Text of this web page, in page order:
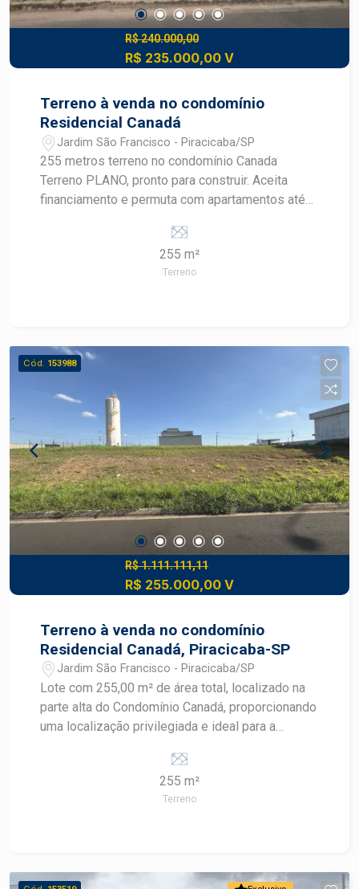
R$ 240.000,00
R$ 235.000,00 V
Terreno à venda no condomínio
Residencial Canadá
Jardim São Francisco - Piracicaba/SP
255 metros terreno no condomínio Canada
Terreno PLANO, pronto para construir. Aceita
financiamento e permuta com apartamentos até
255 m²
Terreno
Cód. 153988
R$ 1.111.111,11
R$ 255.000,00 V
Terreno à venda no condomínio
Residencial Canadá, Piracicaba-SP
Jardim São Francisco - Piracicaba/SP
Lote com 255,00 m² de área total, localizado na
parte alta do Condomínio Canadá, proporcionando
uma localização privilegiada e ideal para a
metros, o terreno oferece ótimo aproveitamento
para diferentes tipos de projetos, em um
asfaltadas, iluminação pública, rede de esgoto,
255 m²
Terreno